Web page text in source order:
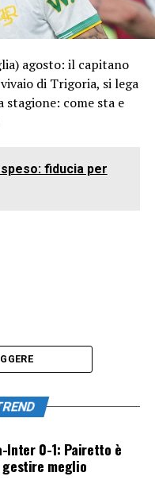
agosto: il capitano
di Trigoria, si lega
stagione: come sta e
fiducia per
Inter 0-1: Pairetto è
meglio